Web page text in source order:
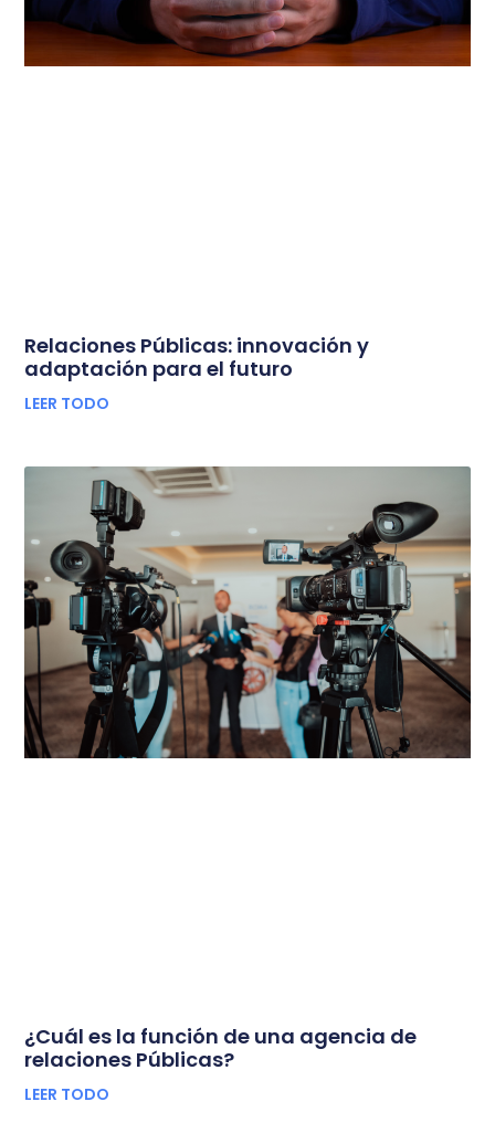
Relaciones Públicas: innovación y
adaptación para el futuro
LEER TODO
¿Cuál es la función de una agencia de
relaciones Públicas?
LEER TODO